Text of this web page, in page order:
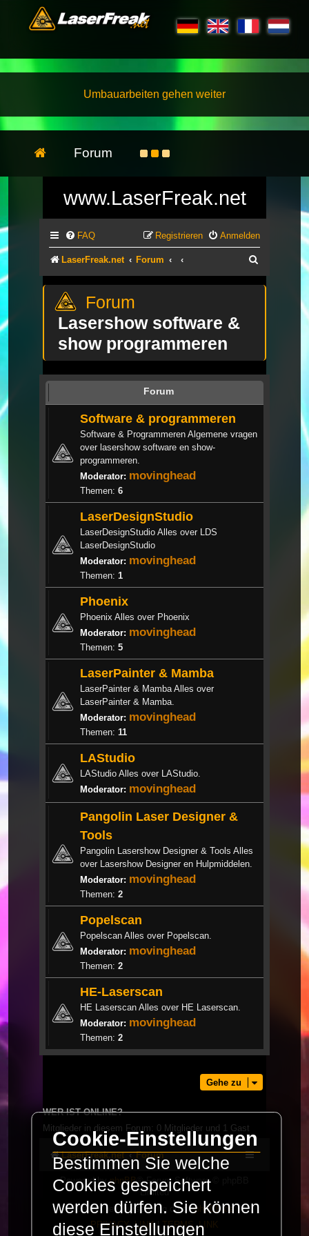
Umbauarbeiten gehen weiter
Forum
www.LaserFreak.net
FAQ Anmelden
Registrieren
LaserFreak.net Forum
Lasershow software &
show programmeren
Forum
Software & programmeren
Software & Programmeren Algemene vragen
over lasershow software en show-
programmeren.
Moderator: movinghead
Themen: 6
LaserDesignStudio
LaserDesignStudio Alles over LDS
LaserDesignStudio
Moderator: movinghead
Themen: 1
Phoenix
Phoenix Alles over Phoenix
Moderator: movinghead
Themen: 5
LaserPainter & Mamba
LaserPainter & Mamba Alles over
LaserPainter & Mamba.
Moderator: movinghead
Themen: 11
LAStudio
LAStudio Alles over LAStudio.
Moderator: movinghead
Pangolin Laser Designer &
Tools
Pangolin Lasershow Designer & Tools Alles
over Lasershow Designer en Hulpmiddelen.
Moderator: movinghead
Themen: 2
Popelscan
Popelscan Alles over Popelscan.
Moderator: movinghead
Themen: 2
HE-Laserscan
HE Laserscan Alles over HE Laserscan.
Moderator: movinghead
Themen: 2
Gehe zu
WER IST ONLINE?
Mitglieder in diesem Forum: 0 Mitglieder und 1 Gast
LaserFreak.net Forum
Powered byphpBB® Forum Software © phpBB
Limited
Deutsche Übersetzung durchphpBB.de
PRIVACY_LINK| TERMS_LINK
Cookie-Einstellungen
Bestimmen Sie welche
Cookies gespeichert
werden dürfen. Sie können
diese Einstellungen